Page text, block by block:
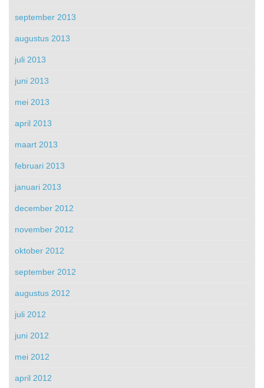
september 2013
augustus 2013
juli 2013
juni 2013
mei 2013
april 2013
maart 2013
februari 2013
januari 2013
december 2012
november 2012
oktober 2012
september 2012
augustus 2012
juli 2012
juni 2012
mei 2012
april 2012